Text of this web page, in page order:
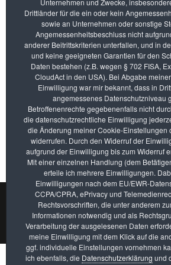
Unternehmen und Zwecke,
Drittländer für die ein oder kein
sowie an Unternehmen oder sonstige
Angemessenheitsbeschluss nicht
anderer Beitrittskriterien unterfallen, und in
und keine geeigneten Garantien für den
Daten bestehen (z.B. wegen § 702 FISA,
CloudAct in den USA). Bei Abgabe
Einwilligung war mir bekannt, dass in
angemessenes Datenschutzniveau
Betroffenenrechte gegebenenfalls nicht
die datenschutzrechtliche Einwilligung
die Änderung meiner Cookie-
widerrufen. Durch den Widerruf der
aufgrund der Einwilligung bis zum Widerruf
Mit einer einzelnen Handlung (dem
erteile ich mehrere Einwilligungen.
Einwilligungen nach dem EU/EWR-
CCPA/CPRA, ePrivacy und
Rechtsvorschriften, die unter anderem
Informationen notwendig und als
Verarbeitung der ausgelesenen Daten
meine Einwilligung mit dem Klick auf die
ggf. individuelle Einstellungen vornehmen
ich ebenfalls, die Datenschutzerklärung und
Skylum kündigt Luminar AI an
Skylum veröffentlicht neues
DxO veröffentlicht NIK Collection
YouTube Video: Installation und
Adobe Lightroom Classic
Skylum kündigt Luminar 4 an
Luminar Flex – Pluginversion für
Photolemur 3: Bildbearbeitung
Zwei Annahmen beim fotoforum
Neuer Kalender 2019
5 6 7 8
Impressum
Copyright © 2024 - 2026 by